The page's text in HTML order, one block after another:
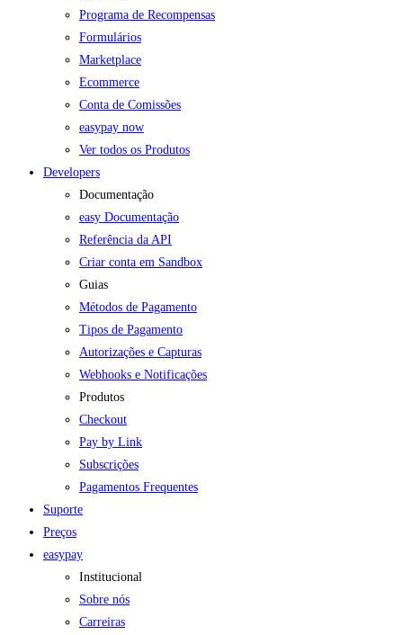
Programa de Recompensas
Formulários
Marketplace
Ecommerce
Conta de Comissões
easypay now
Ver todos os Produtos
Developers
Documentação
easy Documentação
Referência da API
Criar conta em Sandbox
Guias
Métodos de Pagamento
Tipos de Pagamento
Autorizações e Capturas
Webhooks e Notificações
Produtos
Checkout
Pay by Link
Subscrições
Pagamentos Frequentes
Suporte
Preços
easypay
Institucional
Sobre nós
Carreiras